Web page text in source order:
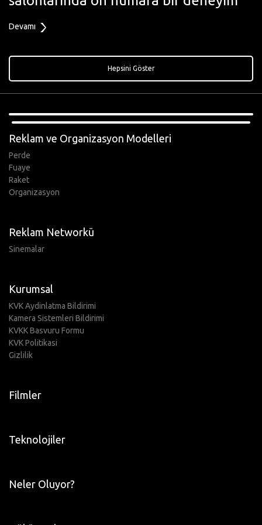
Devamı
Hepsini Göster
Reklam ve Organizasyon Modelleri
Perde
Fuaye
Raket
Organizasyon
Reklam Networkü
Sinemalar
Kurumsal
KVK Aydinlatma Bildirimi
Kamera Sistemleri Bildirimi
KVKK Basvuru Formu
KVK Politikasi
Gizlilik
Filmler
Teknolojiler
Neler Oluyor?